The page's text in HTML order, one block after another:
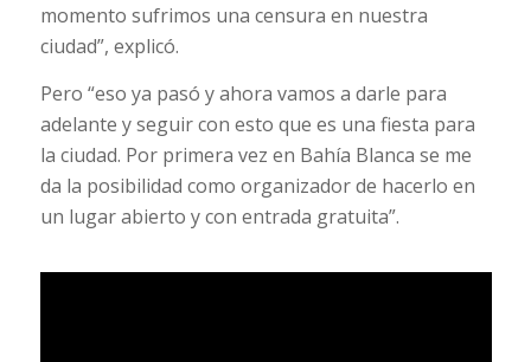
momento sufrimos una censura en nuestra
ciudad”, explicó.
Pero “eso ya pasó y ahora vamos a darle para
adelante y seguir con esto que es una fiesta para
la ciudad. Por primera vez en Bahía Blanca se me
da la posibilidad como organizador de hacerlo en
un lugar abierto y con entrada gratuita”.